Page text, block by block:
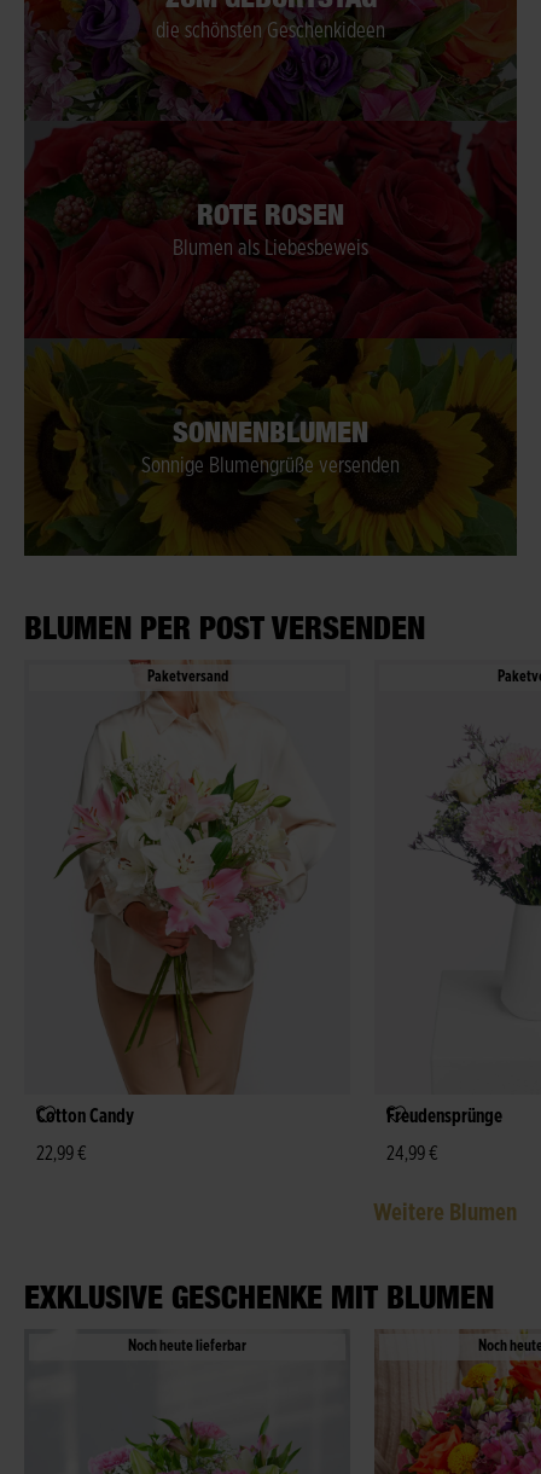
die schönsten Geschenkideen
ROTE ROSEN
Blumen als Liebesbeweis
SONNENBLUMEN
Sonnige Blumengrüße versenden
BLUMEN PER POST VERSENDEN
Paketversand
Cotton Candy
22,99 €
Freudensprünge
24,99 €
Weitere Blumen
EXKLUSIVE GESCHENKE MIT BLUMEN
Noch heute lieferbar Noch